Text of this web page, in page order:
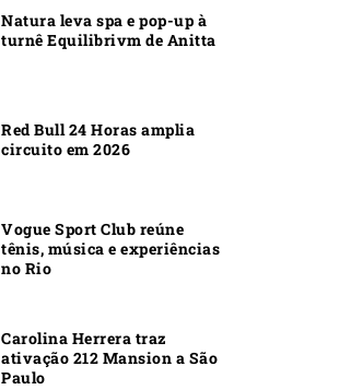
Natura leva spa e pop-up à
turnê Equilibrivm de Anitta
Red Bull 24 Horas amplia
circuito em 2026
Vogue Sport Club reúne
tênis, música e experiências
no Rio
Carolina Herrera traz
ativação 212 Mansion a São
Paulo